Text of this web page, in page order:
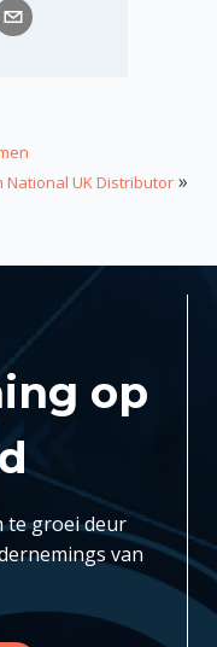
UK Distributor »
op
te groei deur
van